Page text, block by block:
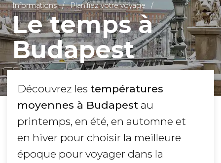
Informations Planifiez votre voyage
Le temps à
Budapest
Découvrez les températures
moyennes à Budapest au
printemps, en été, en automne et
en hiver pour choisir la meilleure
époque pour voyager dans la